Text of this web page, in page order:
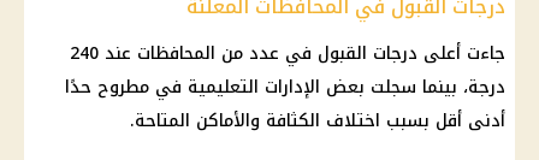
جاءت أعلى درجات القبول في عدد من المحافظات عند 240
درجة، بينما سجلت بعض الإدارات التعليمية في مطروح حدًا
أدنى أقل بسبب اختلاف الكثافة والأماكن المتاحة.